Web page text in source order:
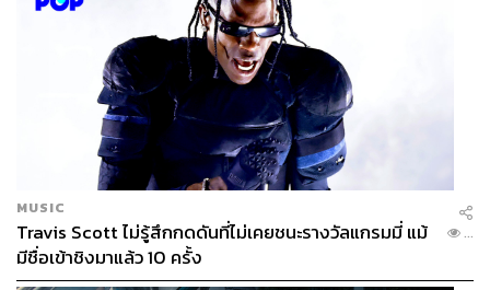
MUSIC
Travis Scott ไม่รู้สึกกดดันที่ไม่เคยชนะรางวัลแกรมมี่ แม้
มีชื่อเข้าชิงมาแล้ว 10 ครั้ง
...